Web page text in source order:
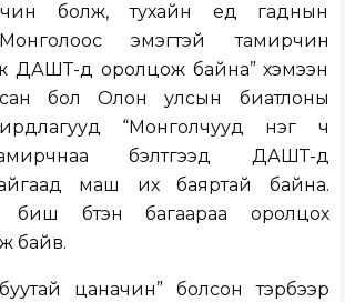
болж, тухайн үед гаднын
эмэгтэй тамирчин
ДАШТ-д оролцож байна” хэмээн
бол Олон улсын биатлоны
“Монголчууд нэг ч
бэлтгээд ДАШТ-д
маш их баяртай байна.
бүтэн багаараа оролцох
байв.
цаначин” болсон тэрбээр